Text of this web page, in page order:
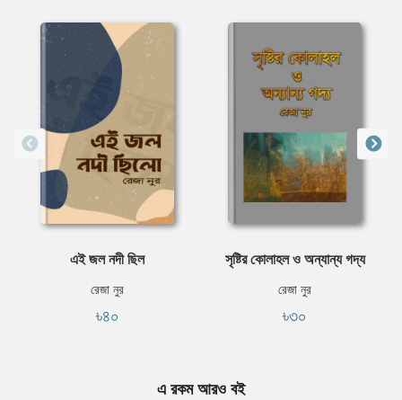
এই জল নদী ছিল
রেজা নুর
৳৪০
সৃষ্টির কোলাহল ও অন্যান্য গদ্য
রেজা নুর
৳৩০
এ রকম আরও বই